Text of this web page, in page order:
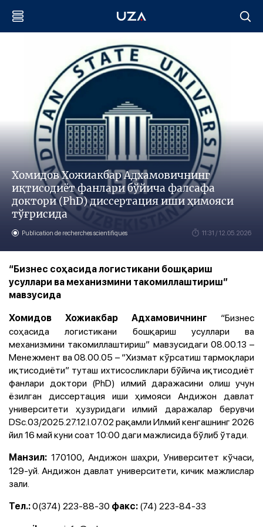
Хомидов Хожиакбар Адхамовичнинг
иқтисодиёт фанлари бўйича фалсафа
доктори (PhD) диссертация иши ҳимояси
тўғрисида
Publication de recherches scientifiques 11:31 / 12.05.2026
“Бизнес соҳасида логистикани бошқариш
усуллари ва механизмини такомиллаштириш”
мавзусида
Хомидов Хожиакбар Адхамовичнинг
“Бизнес
соҳасида логистикани бошқариш усуллари ва
механизмини такомиллаштириш” мавзусидаги 08.00.13 –
Менежмент ва 08.00.05 – “Хизмат кўрсатиш тармоқлари
иқтисодиёти” туташ ихтисосликлари бўйича иқтисодиёт
фанлари доктори (PhD) илмий даражасини олиш учун
ёзилган диссертация иши ҳимояси Андижон давлат
университети ҳузуридаги илмий даражалар берувчи
DSc.03/2025.27.12.I.07.02 рақамли Илмий кенгашнинг 2026
йил 16 май куни соат 10:00 даги мажлисида бўлиб ўтади.
Манзил: 170100, Андижон шаҳри, Университет кўчаси,
129-уй. Андижон давлат университети, кичик мажлислар
зали.
Тел.:0(374) 223-88-30 факс: (74) 223-84-33